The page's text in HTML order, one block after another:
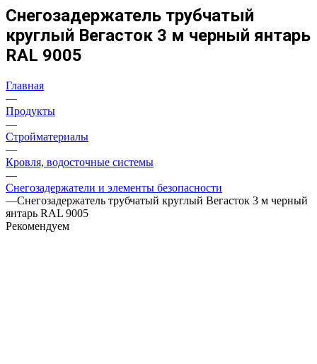
Снегозадержатель трубчатый
круглый Вегасток 3 м черный янтарь
RAL 9005
Главная
—
Продукты
—
Стройматериалы
—
Кровля, водосточные системы
—
Снегозадержатели и элементы безопасности
—Снегозадержатель трубчатый круглый Вегасток 3 м черный
янтарь RAL 9005
Рекомендуем